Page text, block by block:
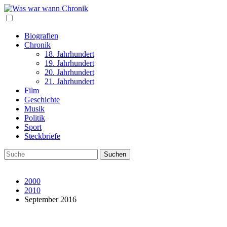
Biografien
Chronik
18. Jahrhundert
19. Jahrhundert
20. Jahrhundert
21. Jahrhundert
Film
Geschichte
Musik
Politik
Sport
Steckbriefe
2000
2010
September 2016